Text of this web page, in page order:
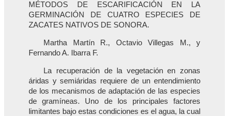
MÉTODOS DE ESCARIFICACIÓN EN LA
GERMINACIÓN DE CUATRO ESPECIES DE
ZACATES NATIVOS DE SONORA.
Martha Martín R., Octavio Villegas M., y
Fernando A. Ibarra F.
La recuperación de la vegetación en zonas
áridas y semiáridas requiere de un entendimiento
de los mecanismos de adaptación de las especies
de gramíneas. Uno de los principales factores
limitantes bajo estas condiciones es el agua, la cual